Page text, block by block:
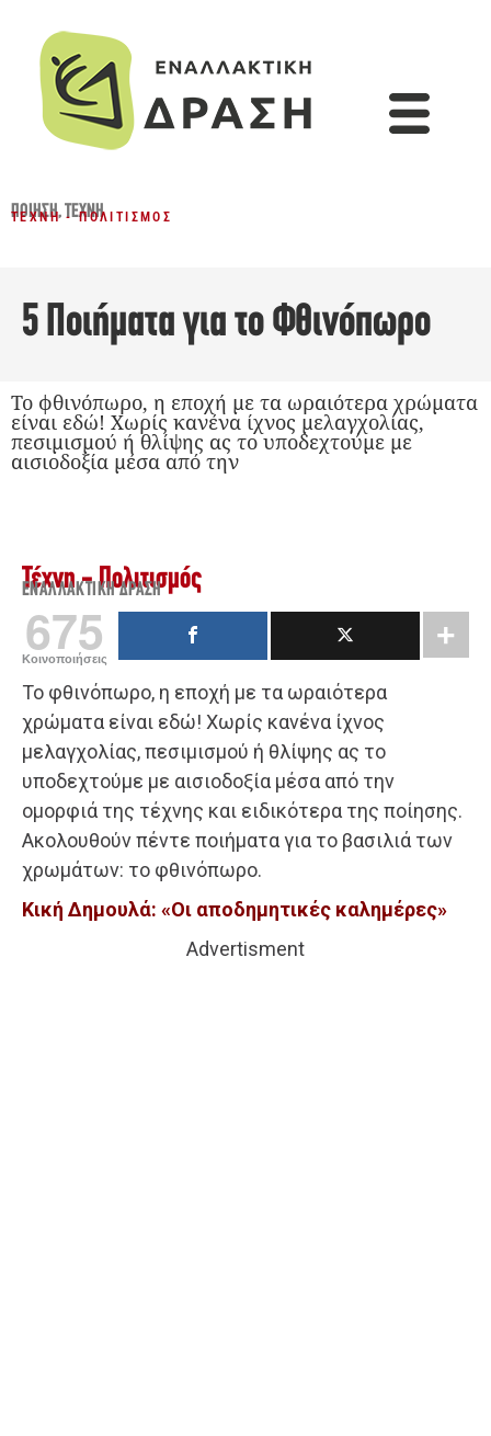
ΠΟΊΗΣΗ,ΤΈΧΝΗ
ΤΈΧΝΗ - ΠΟΛΙΤΙΣΜΌΣ
5 Ποιήματα για το Φθινόπωρο
Το φθινόπωρο, η εποχή με τα ωραιότερα χρώματα
είναι εδώ! Χωρίς κανένα ίχνος μελαγχολίας,
πεσιμισμού ή θλίψης ας το υποδεχτούμε με
αισιοδοξία μέσα από την
Τέχνη - Πολιτισμός
ΕΝΑΛΛΑΚΤΙΚΉ ΔΡΆΣΗ
675
Κοινοποιήσεις
Το φθινόπωρο, η εποχή με τα ωραιότερα
χρώματα είναι εδώ! Χωρίς κανένα ίχνος
μελαγχολίας, πεσιμισμού ή θλίψης ας το
υποδεχτούμε με αισιοδοξία μέσα από την
ομορφιά της τέχνης και ειδικότερα της ποίησης.
Ακολουθούν πέντε ποιήματα για το βασιλιά των
χρωμάτων: το φθινόπωρο.
Κική Δημουλά: «Οι αποδημητικές καλημέρες»
Advertisment